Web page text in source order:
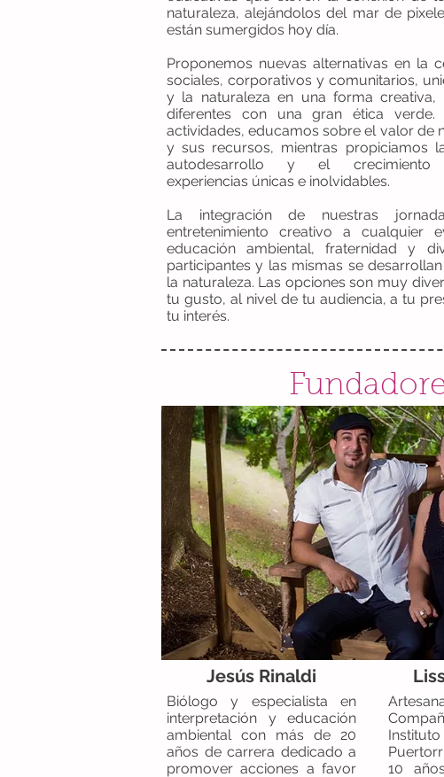
naturaleza, alejándolos del mar de
están sumergidos hoy día.
Proponemos nuevas alternativas en la
sociales, corporativos y comunitarios,
y la naturaleza en una forma creativa,
diferentes con una gran ética
actividades, educamos sobre el valor de
y sus recursos, mientras propiciamos
autodesarrollo y el crecimiento
experiencias únicas e inolvidables.
La integración de nuestras
entretenimiento creativo a cualquier
educación ambiental, fraternidad y
participantes y las mismas se
la naturaleza. Las opciones son muy
tu gusto, al nivel de tu audiencia, a tu
tu interés.
Jesús Rinaldi
Biólogo y especialista en
interpretación y educación
ambiental con más de 20
años de carrera dedicado a
promover acciones a favor
10